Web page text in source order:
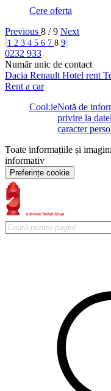
Cere oferta
Previous 8 / 9 Next
1 2 3 4 5 6 7 8 9
0232 933
Număr unic de contact
Dacia RenaultHotel rent
Rent a car
CookieNotă de
privire la
caracter
Toate informațiile și
informativ
Preferințe cookie